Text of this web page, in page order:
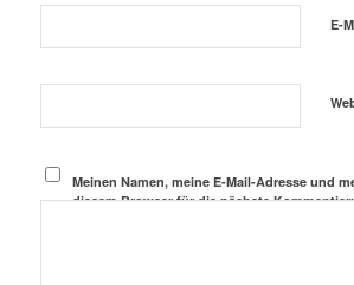
E-
Meinen Namen, meine E-Mail-Adresse und
diesem Browser für die nächste